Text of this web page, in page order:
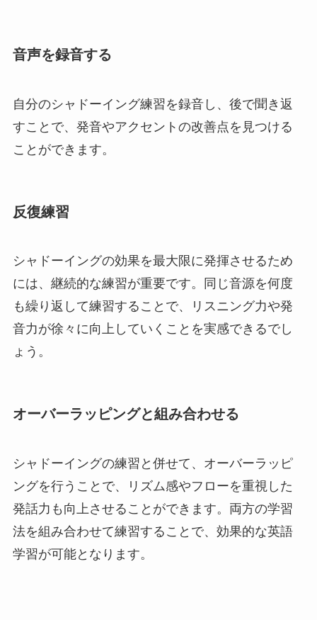
音声を録音する
自分のシャドーイング練習を録音し、後で聞き返
すことで、発音やアクセントの改善点を見つける
ことができます。
反復練習
シャドーイングの効果を最大限に発揮させるため
には、継続的な練習が重要です。同じ音源を何度
も繰り返して練習することで、リスニング力や発
音力が徐々に向上していくことを実感できるでし
ょう。
オーバーラッピングと組み合わせる
シャドーイングの練習と併せて、オーバーラッピ
ングを行うことで、リズム感やフローを重視した
発話力も向上させることができます。両方の学習
法を組み合わせて練習することで、効果的な英語
学習が可能となります。